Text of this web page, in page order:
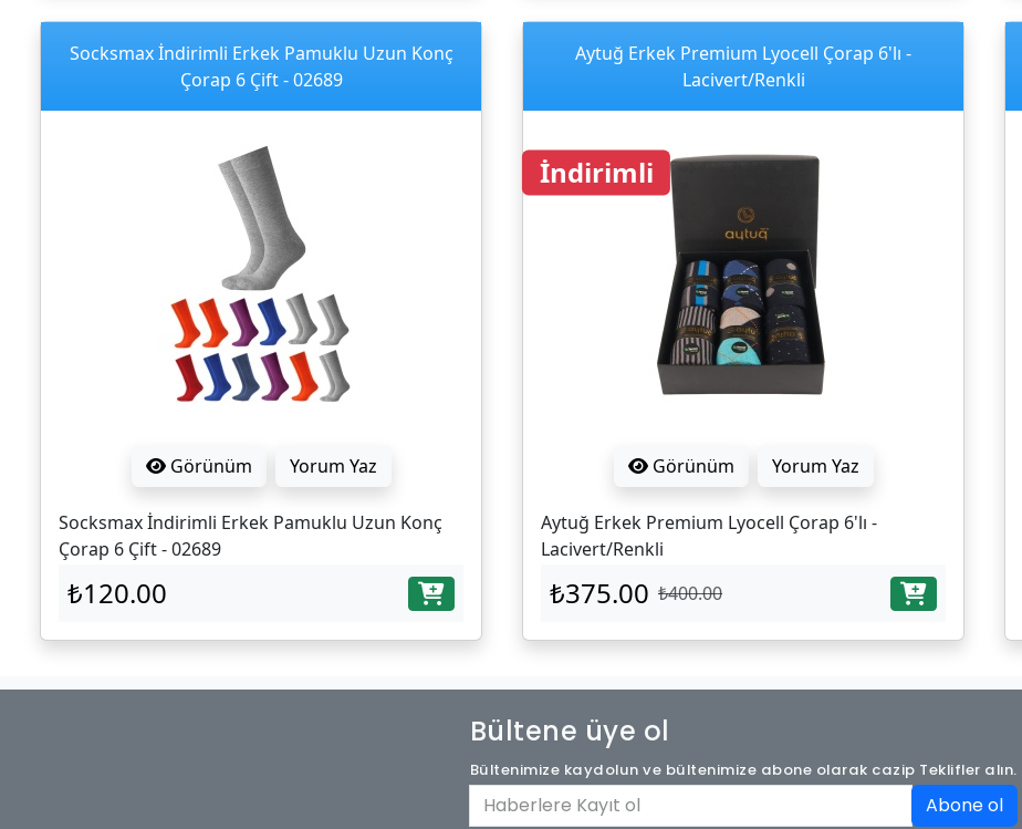
Socksmax İndirimli Erkek Pamuklu Uzun Konç
Çorap 6 Çift - 02689
Görünüm Yorum Yaz
Socksmax İndirimli Erkek Pamuklu Uzun Konç
Çorap 6 Çift - 02689
₺120.00
Aytuğ Erkek Premium Lyocell Çorap 6'lı -
Lacivert/Renkli
İndirimli
Görünüm Yorum Yaz
Aytuğ Erkek Premium Lyocell Çorap 6'lı -
Lacivert/Renkli
₺375.00 ₺400.00
Bültene üye ol
Bültenimize kaydolun ve bültenimize abone olarak cazip Teklifler alın.
Abone ol